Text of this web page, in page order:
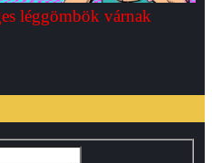
léggömbök várnak